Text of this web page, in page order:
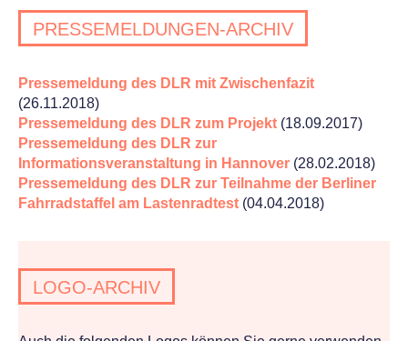
PRESSEMELDUNGEN-ARCHIV
Pressemeldung des DLR mit Zwischenfazit
(26.11.2018)
Pressemeldung des DLR zum Projekt (18.09.2017)
Pressemeldung des DLR zur
Informationsveranstaltung in Hannover (28.02.2018)
Pressemeldung des DLR zur Teilnahme der Berliner
Fahrradstaffel am Lastenradtest (04.04.2018)
LOGO-ARCHIV